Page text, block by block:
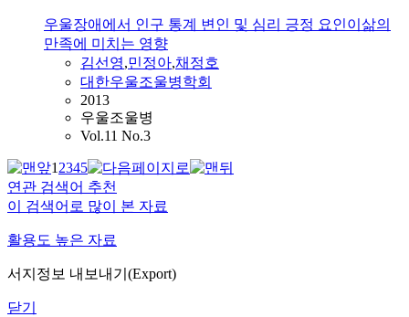
우울장애에서 인구 통계 변인 및 심리 긍정 요인이삶의
만족에 미치는 영향
김선영,민정아,채정호
대한우울조울병학회
2013
우울조울병
Vol.11 No.3
12345
연관 검색어 추천
이 검색어로 많이 본 자료
활용도 높은 자료
서지정보 내보내기(Export)
닫기